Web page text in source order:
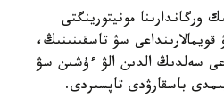
ورگاندارىنا مونيتورينگتى
سۋ تاسقىنىنىڭ،
سەلدىڭ الدىن الۋ ءۇشىن سۋ
باسقارۋدى تاپسىردى.